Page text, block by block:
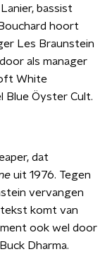
bassist
hoort
Les Braunstein
als manager
White
Blue Öyster Cult.
dat
uit 1976. Tegen
vervangen
komt van
ook wel door
Dharma.